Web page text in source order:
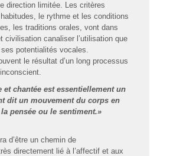
direction limitée. Les critères
le rythme et les conditions
les traditions orales, vont dans
civilisation canaliser l’utilisation que
ses potentialités vocales.
le résultat d’un long processus
et chantée est essentiellement un
dit un mouvement du corps en
pensée ou le sentiment.»
d’être un chemin de
directement lié à l’affectif et aux